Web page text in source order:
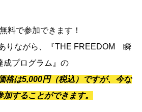
料で参加できます！
りながら、『THE FREEDOM 瞬
成プログラム』の
格は5,000円（税込）ですが、今な
加することができます。